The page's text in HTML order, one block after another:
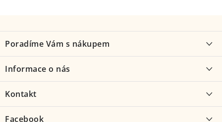
á
p
a
Poradíme Vám s nákupem
Jak vybrat kolo
Možnosti dopravy
Obchodní podmínky
Informace o nás
Kontakt
Kontakt
Facebook